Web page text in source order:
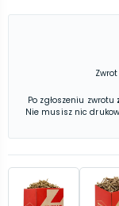
Po zgłoszeniu zwrotu
Nie musisz nic